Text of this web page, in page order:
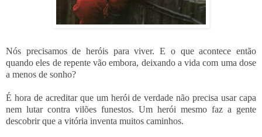
Nós precisamos de heróis para viver. E o que acontece então
quando eles de repente vão embora, deixando a vida com uma dose
a menos de sonho?
É hora de acreditar que um herói de verdade não precisa usar capa
nem lutar contra vilões funestos. Um herói mesmo faz a gente
descobrir que a vitória inventa muitos caminhos.